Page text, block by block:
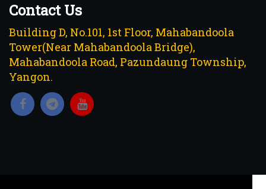
Contact Us
Building D, No.101, 1st Floor, Mahabandoola
Tower(Near Mahabandoola Bridge),
Mahabandoola Road, Pazundaung Township,
Yangon.